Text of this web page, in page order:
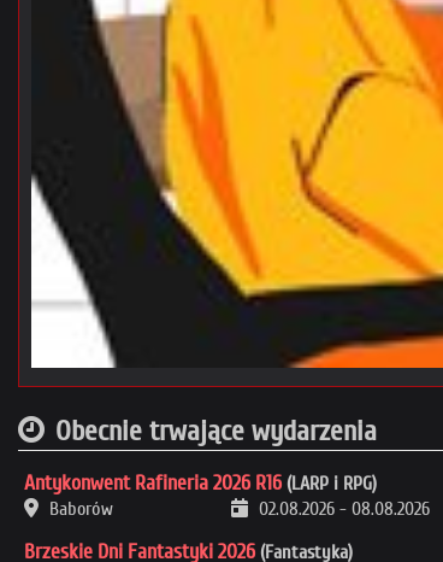
Obecnie trwające wydarzenia
Antykonwent Rafineria 2026 R16 (LARP i RPG)
Baborów
02.08.2026 - 08.08.2026
Brzeskie Dni Fantastyki 2026 (Fantastyka)